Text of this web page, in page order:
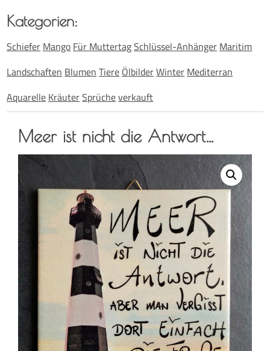
Meer ist nicht die Antwort…
Kate­go­rien:
Schiefer Mango Für MuttertagSchlüssel-Anhänger Maritim
Landschaften Blumen Tiere ÖlbilderWinter Mediterran
Aquarelle KräuterSprücheverkauft